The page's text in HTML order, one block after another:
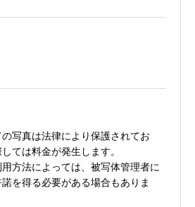
写真は法律により保護されてお
ては料金が発生します。
方法によっては、被写体管理者に
を得る必要がある場合もありま